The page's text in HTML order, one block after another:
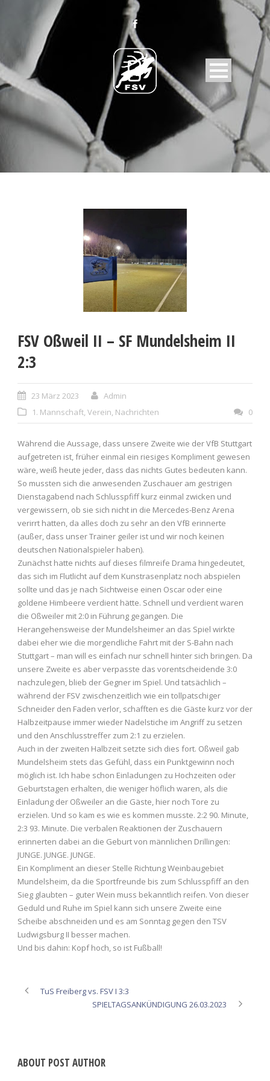
FSV Oßweil II – SF Mundelsheim II
2:3
23 März 2023
Admin
1. Mannschaft, Verein, Nachrichten 0
Während die Aussage, dass unsere Zweite wie der VfB Stuttgart
aufgetreten ist, früher einmal ein riesiges Kompliment gewesen
wäre, weiß heute jeder, dass das nichts Gutes bedeuten kann.
So mussten sich die anwesenden Zuschauer am gestrigen
Dienstagabend nach Schlusspfiff kurz einmal zwicken und
vergewissern, ob sie sich nicht in die Mercedes-Benz Arena
verirrt hatten, da alles doch zu sehr an den VfB erinnerte
(außer, dass unser Trainer geiler ist und wir noch keinen
deutschen Nationalspieler haben).
Zunächst hatte nichts auf dieses filmreife Drama hingedeutet,
das sich im Flutlicht auf dem Kunstrasenplatz noch abspielen
sollte und das je nach Sichtweise einen Oscar oder eine
goldene Himbeere verdient hätte. Schnell und verdient waren
die Oßweiler mit 2:0 in Führung gegangen. Die
Herangehensweise der Mundelsheimer an das Spiel wirkte
dabei eher wie die morgendliche Fahrt mit der S-Bahn nach
Stuttgart – man will es einfach nur schnell hinter sich bringen. Da
unsere Zweite es aber verpasste das vorentscheidende 3:0
nachzulegen, blieb der Gegner im Spiel. Und tatsächlich –
während der FSV zwischenzeitlich wie ein tollpatschiger
Schneider den Faden verlor, schafften es die Gäste kurz vor der
Halbzeitpause immer wieder Nadelstiche im Angriff zu setzen
und den Anschlusstreffer zum 2:1 zu erzielen.
Auch in der zweiten Halbzeit setzte sich dies fort. Oßweil gab
Mundelsheim stets das Gefühl, dass ein Punktgewinn noch
möglich ist. Ich habe schon Einladungen zu Hochzeiten oder
Geburtstagen erhalten, die weniger höflich waren, als die
Einladung der Oßweiler an die Gäste, hier noch Tore zu
erzielen. Und so kam es wie es kommen musste. 2:2 90. Minute,
2:3 93. Minute. Die verbalen Reaktionen der Zuschauern
erinnerten dabei an die Geburt von männlichen Drillingen:
JUNGE. JUNGE. JUNGE.
Ein Kompliment an dieser Stelle Richtung Weinbaugebiet
Mundelsheim, da die Sportfreunde bis zum Schlusspfiff an den
Sieg glaubten – guter Wein muss bekanntlich reifen. Von dieser
Geduld und Ruhe im Spiel kann sich unsere Zweite eine
Scheibe abschneiden und es am Sonntag gegen den TSV
Ludwigsburg II besser machen.
Und bis dahin: Kopf hoch, so ist Fußball!
TuS Freiberg vs. FSV I 3:3
SPIELTAGSANKÜNDIGUNG 26.03.2023
ABOUT POST AUTHOR